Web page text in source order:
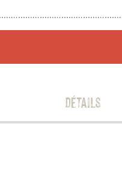
Détails